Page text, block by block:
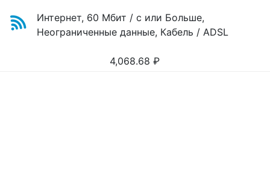
Интернет, 60 Мбит / с или Больше,
Неограниченные данные, Кабель / ADSL
4,068.68 ₽